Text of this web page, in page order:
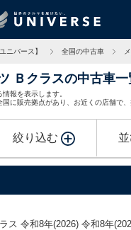
ニバース】 全国の中古車
Ｂクラスの中古車一
報を表示します。
に販売拠点があり、お近くの店舗で
絞り込む
ス 令和8年(2026) 令和8年